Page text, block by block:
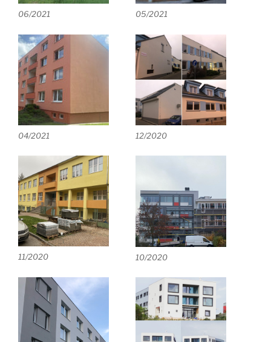
06/2021 05/2021
04/2021 12/2020
11/2020 10/2020